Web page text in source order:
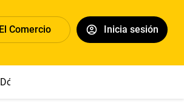
Comercio Inicia sesión
Dólar